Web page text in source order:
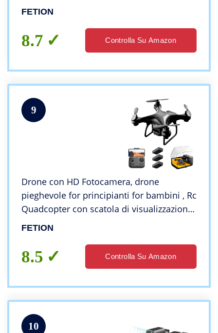
altitudine, toccata, controllo dei gesti,
FETION
8.7 Controlla Su Amazon
9
Drone con HD Fotocamera, drone
pieghevole for principianti for bambini , Rc
Quadcopter con scatola di visualizzazione,
Fpv Video in diretta, tocco mosca,
modal
FETION
8.5 Controlla Su Amazon
10